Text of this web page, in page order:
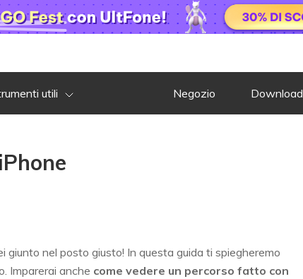
utili Negozio Download
giunto nel posto giusto! In questa guida ti spiegheremo
Imparerai anche come vedere un percorso fatto con